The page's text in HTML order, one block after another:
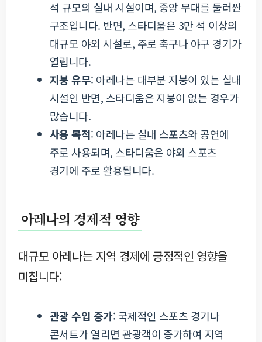
석 규모의 실내 시설이며, 중앙 무대를 둘러싼
구조입니다. 반면, 스타디움은 3만 석 이상의
대규모 야외 시설로, 주로 축구나 야구 경기가
열립니다.
지붕 유무: 아레나는 대부분 지붕이 있는 실내
시설인 반면, 스타디움은 지붕이 없는 경우가
많습니다.
사용 목적: 아레나는 실내 스포츠와 공연에
주로 사용되며, 스타디움은 야외 스포츠
경기에 주로 활용됩니다.
아레나의 경제적 영향
대규모 아레나는 지역 경제에 긍정적인 영향을
미칩니다:
관광 수입 증가: 국제적인 스포츠 경기나
콘서트가 열리면 관광객이 증가하여 지역